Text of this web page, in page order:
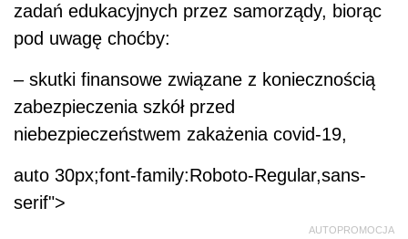
zadań edukacyjnych przez samorządy, biorąc
pod uwagę choćby:
– skutki finansowe związane z koniecznością
zabezpieczenia szkół przed
niebezpieczeństwem zakażenia covid-19,
auto 30px;font-family:Roboto-Regular,sans-
serif">
AUTOPROMOCJA